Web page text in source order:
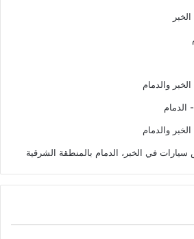
والدمام
والدمام
في الخبر، الدمام بالمنطقة الشرقية